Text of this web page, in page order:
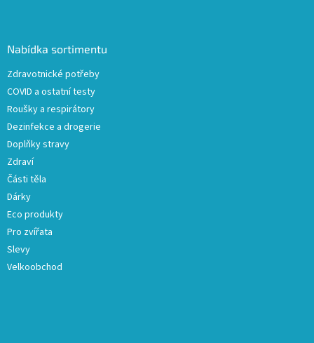
Nabídka sortimentu
Zdravotnické potřeby
COVID a ostatní testy
Roušky a respirátory
Dezinfekce a drogerie
Doplňky stravy
Zdraví
Části těla
Dárky
Eco produkty
Pro zvířata
Slevy
Velkoobchod